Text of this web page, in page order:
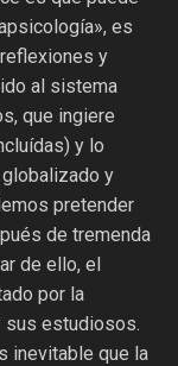
es
y
al sistema
que ingiere
y lo
y
pretender
de tremenda
de ello, el
por la
sus estudiosos.
inevitable que la